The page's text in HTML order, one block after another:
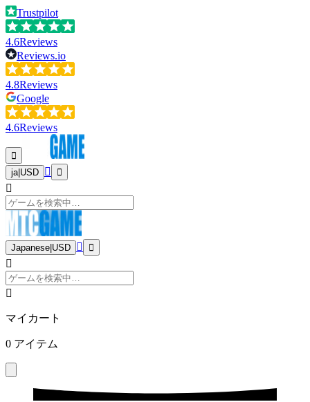
Trustpilot
4.6Reviews
Reviews.io
4.8Reviews
Google
4.6Reviews
ja| USD
Japanese USD
マイカート
0 アイテム